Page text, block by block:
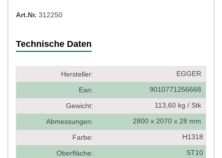
Art.Nr. 312250
Technische Daten
Hersteller: EGGER
Ean: 9010771256668
Gewicht: 113,60 kg / Stk
Abmessungen: 2800 x 2070 x 28 mm
Farbe: H1318
Oberfläche: ST10